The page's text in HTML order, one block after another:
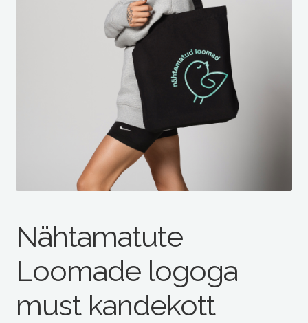
Nähtamatute
Loomade logoga
must kandekott